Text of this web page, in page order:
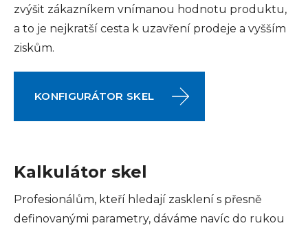
zvýšit zákazníkem vnímanou hodnotu produktu,
a to je nejkratší cesta k uzavření prodeje a vyšším
ziskům.
KONFIGURÁTOR SKEL
Kalkulátor skel
Profesionálům, kteří hledají zasklení s přesně
definovanými parametry, dáváme navíc do rukou